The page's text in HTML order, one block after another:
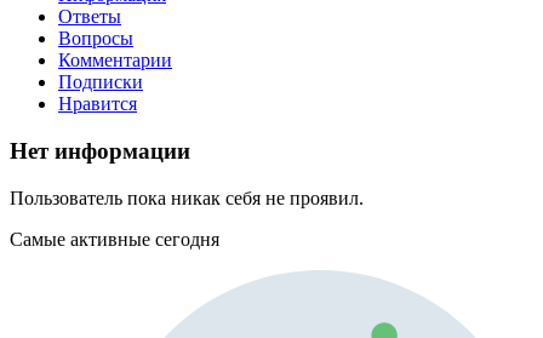
Ответы
Вопросы
Комментарии
Подписки
Нравится
Нет информации
Пользователь пока никак себя не проявил.
Самые активные сегодня